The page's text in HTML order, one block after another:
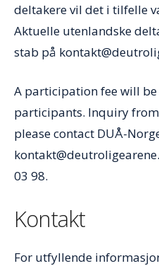
deltakere vil det i tilfelle
Aktuelle utenlandske
stab på
A participation fee will
participants. Inquiry
please contact DUÅ-
03 98.
Kontakt
For utfyllende